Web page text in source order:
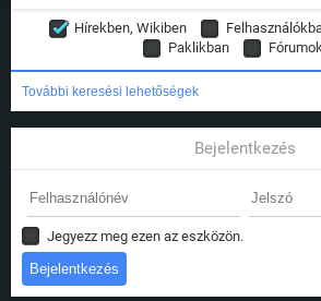
Hírekben, Wikiben
Paklikban
További keresési lehetőségek
Bejelentkezés
Jegyezz meg ezen az eszközön.